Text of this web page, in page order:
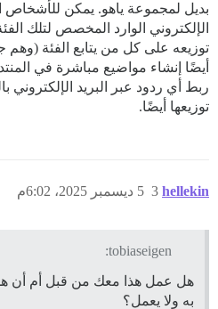
بديل لمجموعة ياهو. يمكن للأشخاص
الإلكتروني الوارد المخصص لتلك
توزيعه على كل من يتابع الفئة
أيضًا إنشاء مواضيع مباشرة في
ربط أي ردود عبر البريد الإلكتروني
توزيعها أيضًا.
hellekin 5 ديسمبر 2025، 6:02م 3
tobiaseigen:
هل عمل هذا معك من قبل أم أن هذا
به ولا يعمل؟